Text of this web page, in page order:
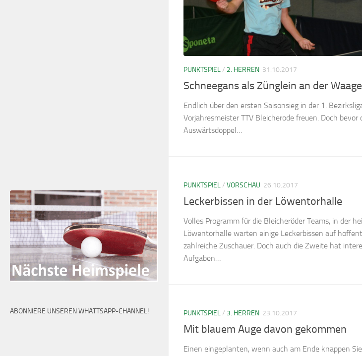
PUNKTSPIEL/ 2. HERREN 31.10.2017
Schneegans als Zünglein an der Waage
Endlich über den ersten Saisonsieg in der 1.
Vorjahresmeister TTV Bleicherode freuen. Doch bevor
Auswärtsdoppel…
PUNKTSPIEL/ VORSCHAU 26.10.2017
Leckerbissen in der Löwentorhalle
Volles Programm für die Bleicheröder Teams, in der
Löwentorhalle warten einige Leckerbissen auf
zahlreiche Zuschauer. Doch auch die Zweite hat
Aufgaben…
PUNKTSPIEL/ 3. HERREN 23.10.2017
Mit blauem Auge davon gekommen
Einen eingeplanten, wenn auch am Ende knappen
ABONNIERE UNSEREN WHATTSAPP-CHANNEL!